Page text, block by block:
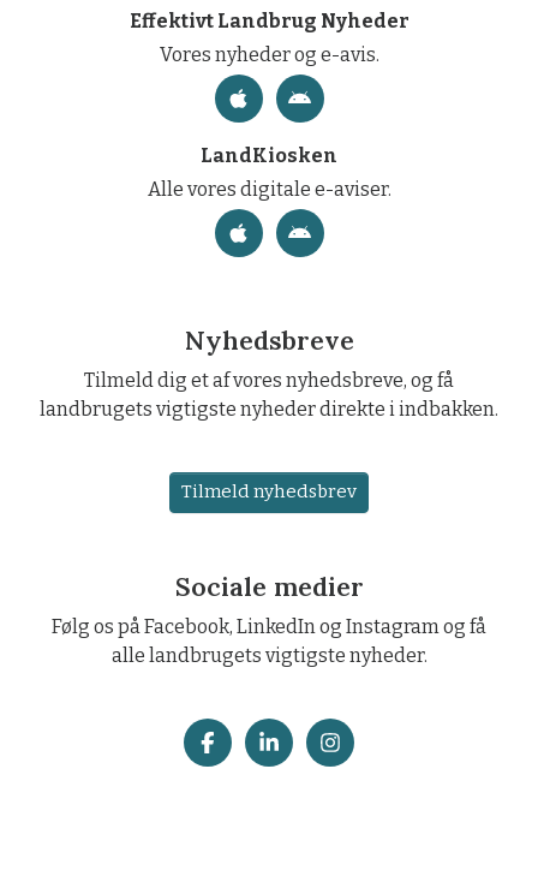
Effektivt Landbrug Nyheder
Vores nyheder og e-avis.
LandKiosken
Alle vores digitale e-aviser.
Nyhedsbreve
Tilmeld dig et af vores nyhedsbreve, og få
landbrugets vigtigste nyheder direkte i indbakken.
Tilmeld nyhedsbrev
Sociale medier
Følg os på Facebook, LinkedIn og Instagram og få
alle landbrugets vigtigste nyheder.